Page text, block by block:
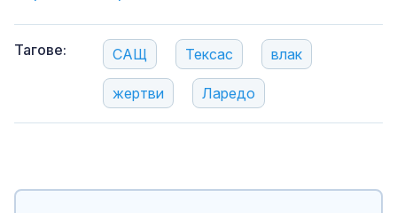
Тагове: САЩ Тексас влак
жертви Ларедо